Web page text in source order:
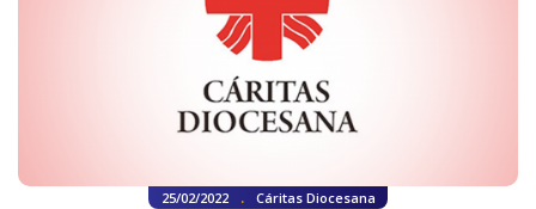
25/02/2022 . Cáritas Diocesana